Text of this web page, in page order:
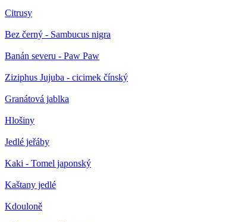
Citrusy
Bez černý - Sambucus nigra
Banán severu - Paw Paw
Ziziphus Jujuba - cicimek čínský
Granátová jablka
Hlošiny
Jedlé jeřáby
Kaki - Tomel japonský
Kaštany jedlé
Kdouloně